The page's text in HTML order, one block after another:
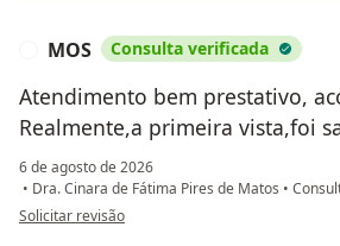
MOS Consulta verificada
Atendimento bem prestativo,
Realmente,a primeira vista,foi
6 de agosto de 2026
• Dra. Cinara de Fátima Pires de Matos •
na opinião do utilizador MOS
Solicitar revisão